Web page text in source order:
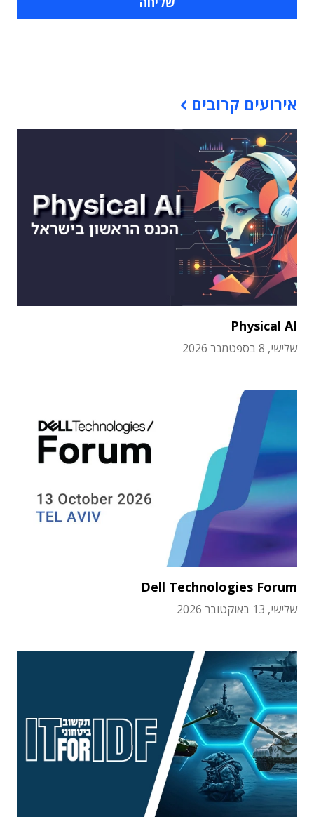
אירועים קרובים
Physical AI
שלישי, 8 בספטמבר 2026
Dell Technologies Forum
שלישי, 13 באוקטובר 2026